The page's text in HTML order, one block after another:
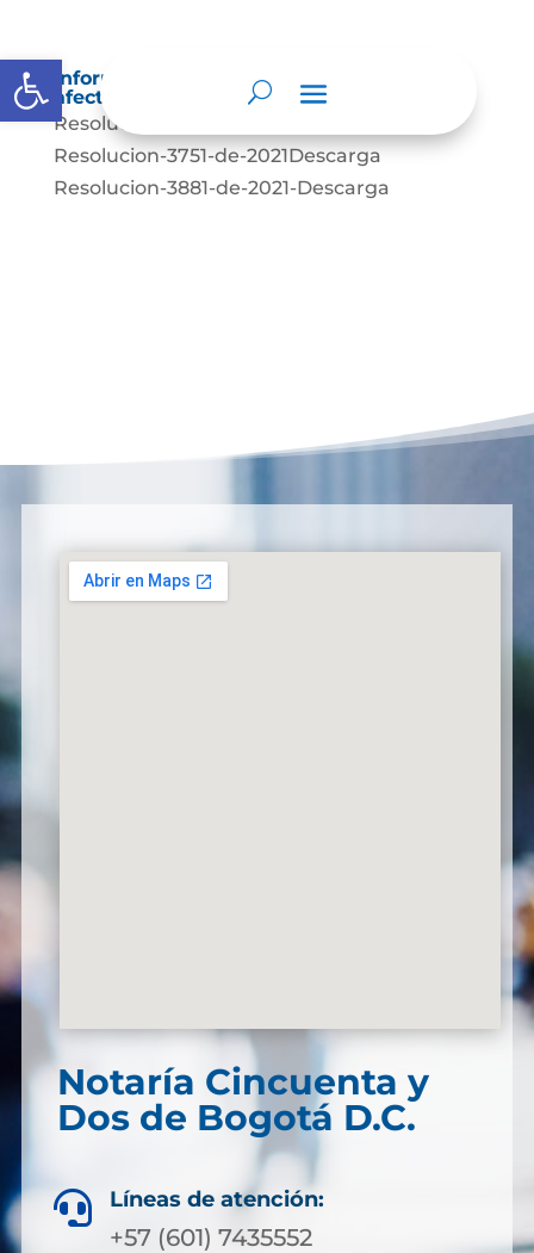
Abrir barra de herramientas
Información sobre decisiones que puede
afectar al público
Resolucion-3641-DE-2021Descarga
Resolucion-3751-de-2021Descarga
Resolucion-3881-de-2021-Descarga
Notaría Cincuenta y
Dos de Bogotá D.C.
 Líneas de atención:
+57 (601) 7435552